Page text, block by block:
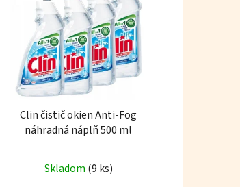
Clin čistič okien Anti-Fog
náhradná náplň 500 ml
Skladom (9 ks)